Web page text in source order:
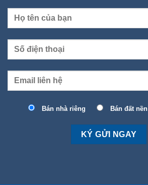
Bán nhà riêng Bán đất nền